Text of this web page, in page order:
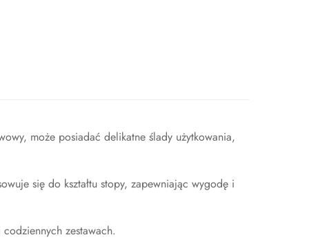
może posiadać delikatne ślady użytkowania,
się do kształtu stopy, zapewniając wygodę i
zestawach.